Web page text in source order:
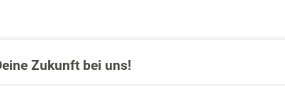
Zukunft bei uns!